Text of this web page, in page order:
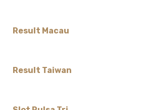
Result Macau
Result Taiwan